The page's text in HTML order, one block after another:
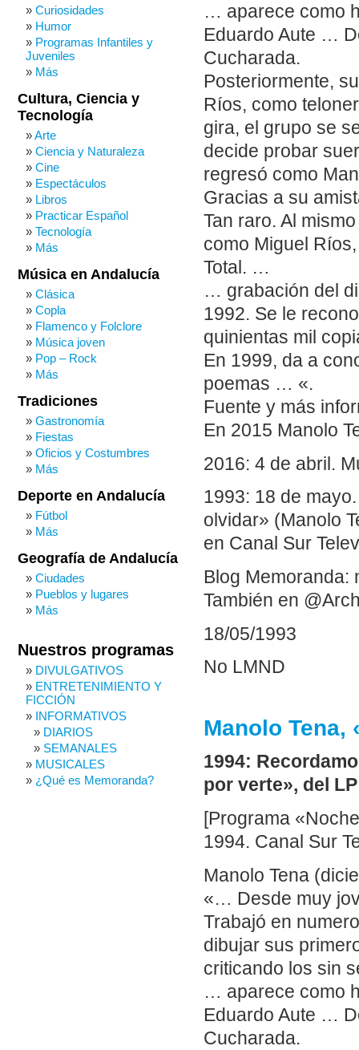
… aparece como
Eduardo Aute …
Cucharada.
Posteriormente,
Ríos, como
gira, el grupo se
decide probar
regresó como
Gracias a su
Tan raro. Al
como Miguel
Total. …
… grabación del
1992. Se le
quinientas mil
En 1999, da a
poemas … «.
Fuente y más
En 2015 Manolo
2016: 4 de abril.
1993: 18 de
olvidar» (Manolo
en Canal Sur
Blog Memoranda:
También en
18/05/1993
No LMND
Manolo Tena,
1994:
por verte», del
[Programa
1994. Canal Sur
Manolo Tena
«… Desde muy
Trabajó en
dibujar sus
criticando los sin
… aparece como
Eduardo Aute …
Cucharada.
Curiosidades
Humor
Programas Infantiles y
Juveniles
Más
Cultura, Ciencia y
Tecnología
Arte
Ciencia y Naturaleza
Cine
Espectáculos
Libros
Practicar Español
Tecnología
Más
Música en Andalucía
Clásica
Copla
Flamenco y Folclore
Música joven
Pop – Rock
Más
Tradiciones
Gastronomía
Fiestas
Oficios y Costumbres
Más
Deporte en Andalucía
Fútbol
Más
Geografía de Andalucía
Ciudades
Pueblos y lugares
Más
Nuestros programas
DIVULGATIVOS
ENTRETENIMIENTO Y
FICCIÓN
INFORMATIVOS
DIARIOS
SEMANALES
MUSICALES
¿Qué es Memoranda?